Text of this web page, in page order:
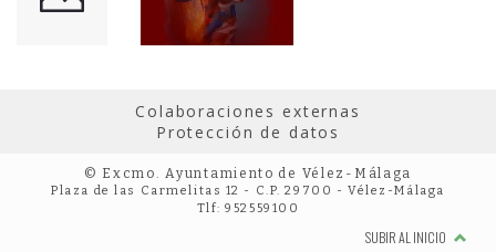
Colaboraciones externas
Protección de datos
© Excmo. Ayuntamiento de Vélez-Málaga
Plaza de las Carmelitas 12 - C.P. 29700 - Vélez-Málaga
Tlf: 952559100
SUBIR AL INICIO